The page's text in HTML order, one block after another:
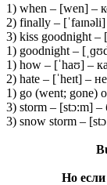
1) when – [wen] –
2) finally –
3) kiss goodnight –
1) goodnight –
1) how – [ˈhaʊ] –
2) hate – [ˈheɪt] –
1) go (went; gone)
3) storm – [stɔ:m] –
3) snow storm –
Но